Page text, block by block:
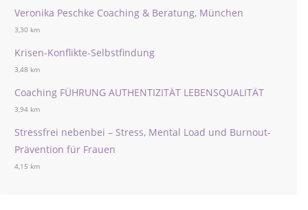
Veronika Peschke Coaching & Beratung, München
3,30 km
Krisen-Konflikte-Selbstfindung
3,48 km
Coaching FÜHRUNG AUTHENTIZITÄT LEBENSQUALITÄT
3,94 km
Stressfrei nebenbei – Stress, Mental Load und Burnout-
Prävention für Frauen
4,15 km